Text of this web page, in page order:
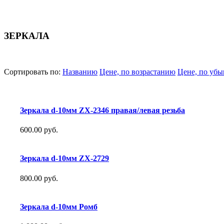
ЗЕРКАЛА
Сортировать по: Названию Цене, по возрастанию Цене, по
Зеркала d-10мм ZX-2346 правая/левая резьба
600.00 руб.
Зеркала d-10мм ZX-2729
800.00 руб.
Зеркала d-10мм Ромб